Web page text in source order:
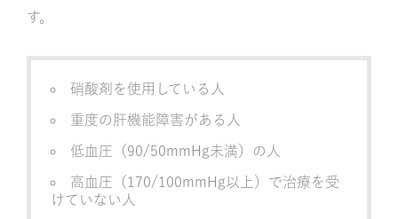
す。
硝酸剤を使用している人
重度の肝機能障害がある人
低血圧（90/50mmHg未満）の人
高血圧（170/100mmHg以上）で治療を受
けていない人